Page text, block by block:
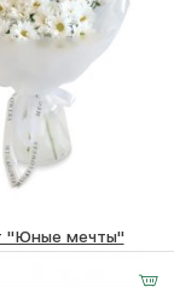
"Юные мечты"